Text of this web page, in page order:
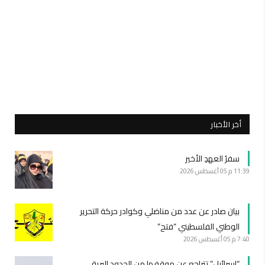
أخر الأخبار
سفرُ العهدِ الأخير
11:39 م 05 أغسطس 2026
بيان صادر عن عدد من مناضلي وكوادر حركة التحرير
الوطني الفلسطيني “فتح”
7:40 م 05 أغسطس 2026